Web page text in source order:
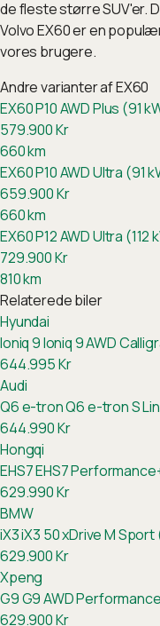
de fleste større SUV'er.
Volvo EX60 er en
vores brugere.
Andre varianter afEX60
EX60 P10 AWD Plus (91
579.900Kr
660km
EX60 P10 AWD Ultra (91
659.900Kr
660km
EX60 P12 AWD Ultra (112
729.900Kr
810km
Relaterede biler
Hyundai
Ioniq 9Ioniq 9 AWD
644.995Kr
Audi
Q6 e-tronQ6 e-tron S
644.990Kr
Hongqi
EHS7EHS7
629.990Kr
BMW
iX3iX3 50 xDrive M Sport
629.900Kr
Xpeng
G9G9 AWD
629.900Kr